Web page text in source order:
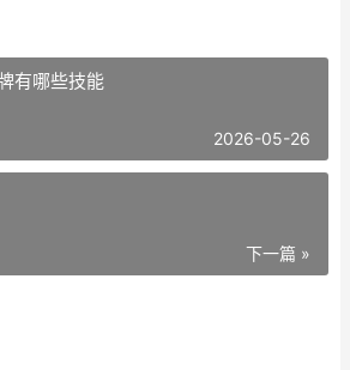
有哪些技能
2026-05-26
下一篇 »